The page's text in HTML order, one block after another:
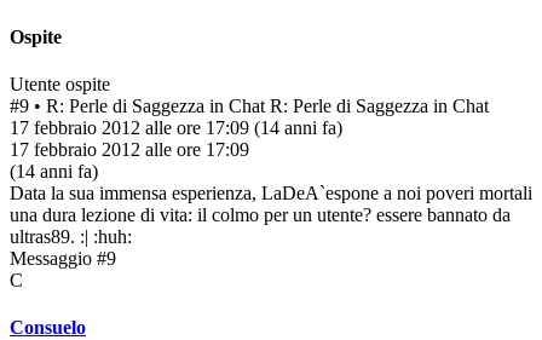
Ospite
Utente ospite
#9 • R: Perle di Saggezza in Chat R: Perle di Saggezza in Chat
17 febbraio 2012 alle ore 17:09 (14 anni fa)
17 febbraio 2012 alle ore 17:09
(14 anni fa)
Data la sua immensa esperienza, LaDeA`espone a noi poveri mortali
una dura lezione di vita: il colmo per un utente? essere bannato da
ultras89. :| :huh:
Messaggio #9
C
Consuelo